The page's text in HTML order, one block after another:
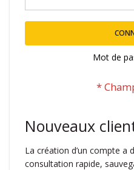
Mot de
Nouveaux
La création d’un compte a
consultation rapide,